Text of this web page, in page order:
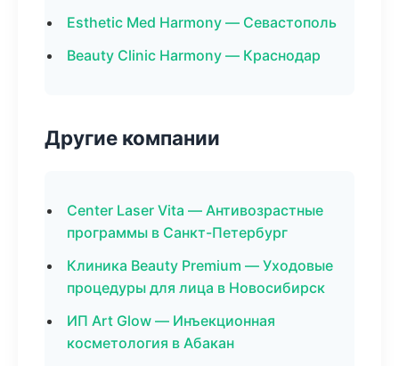
Esthetic Med Harmony — Севастополь
Beauty Clinic Harmony — Краснодар
Другие компании
Center Laser Vita — Антивозрастные
программы в Санкт-Петербург
Клиника Beauty Premium — Уходовые
процедуры для лица в Новосибирск
ИП Art Glow — Инъекционная
косметология в Абакан